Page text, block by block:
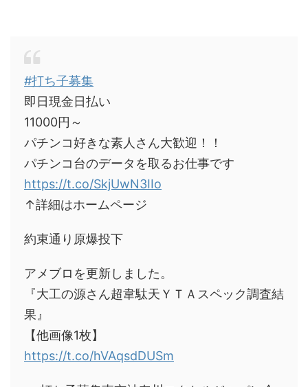
#打ち子募集
即日現金日払い
11000円～
パチンコ好きな素人さん大歓迎！！
パチンコ台のデータを取るお仕事です
https://t.co/SkjUwN3IIo
↑詳細はホームページ
約束通り原爆投下
アメブロを更新しました。
『大工の源さん超韋駄天ＹＴＡスペック調査結
果』
【他画像1枚】
https://t.co/hVAqsdDUSm